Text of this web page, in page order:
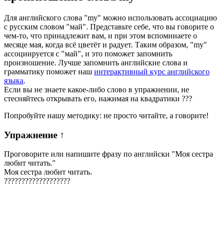
Для английского слова "my" можно использовать ассоциацию
с русским словом "май". Представьте себе, что вы говорите о
чем-то, что принадлежит вам, и при этом вспоминаете о
месяце мая, когда всё цветёт и радует. Таким образом, "my"
ассоциируется с "май", и это поможет запомнить
произношение. Лучше запомнить английские слова и
грамматику поможет наш интерактивный курс английского
языка.
Если вы не знаете какое-либо слово в упражнении, не
стесняйтесь открывать его, нажимая на квадратики ???
Попробуйте нашу методику: не просто читайте, а говорите!
Упражнение ↑
Проговорите или напишите фразу по английски "Моя сестра
любит читать."
Моя сестра любит читать.
???????????????????